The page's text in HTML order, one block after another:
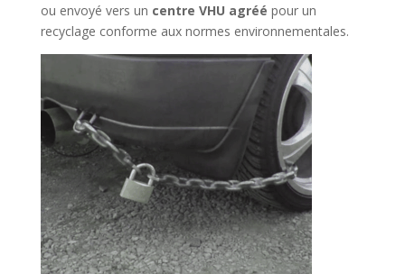
ou envoyé vers un centre VHU agréé pour un
recyclage conforme aux normes environnementales.